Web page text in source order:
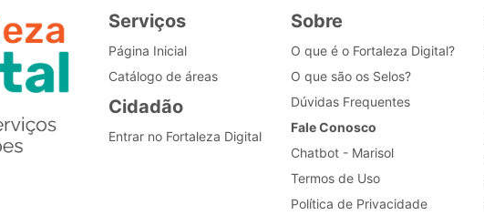
Serviços
Página Inicial
Catálogo de áreas
Cidadão
Entrar no Fortaleza Digital
Sobre
O que é o Fortaleza Digital?
O que são os Selos?
Dúvidas Frequentes
Fale Conosco
Chatbot - Marisol
Termos de Uso
Política de Privacidade